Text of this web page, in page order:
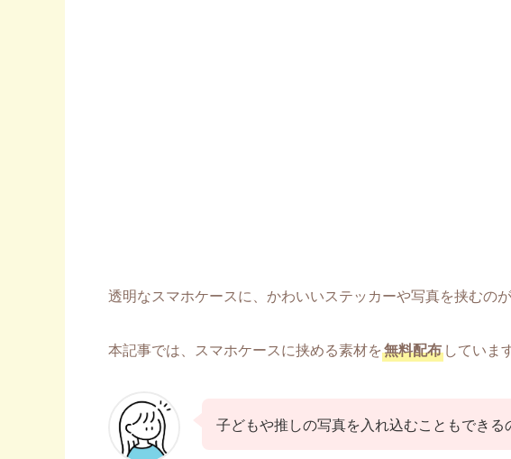
透明なスマホケースに、かわいいステッカーや写真を挟むの
本記事では、スマホケースに挟める素材を無料配布 していま
子どもや推しの写真を入れ込むこともでき